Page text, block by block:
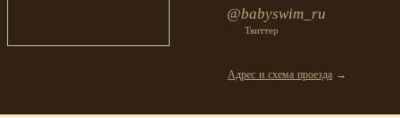
@babyswim_ru
Твиттер
Адрес и схема проезда →